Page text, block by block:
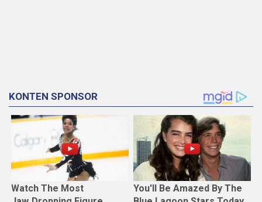
KONTEN SPONSOR
Watch The Most
You'll Be Amazed By The